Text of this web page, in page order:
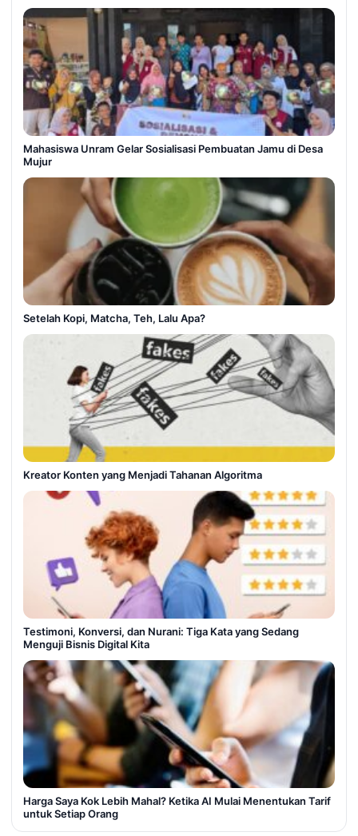
Mahasiswa Unram Gelar Sosialisasi Pembuatan Jamu di Desa
Mujur
Setelah Kopi, Matcha, Teh, Lalu Apa?
Kreator Konten yang Menjadi Tahanan Algoritma
Testimoni, Konversi, dan Nurani: Tiga Kata yang Sedang
Menguji Bisnis Digital Kita
Harga Saya Kok Lebih Mahal? Ketika AI Mulai Menentukan Tarif
untuk Setiap Orang